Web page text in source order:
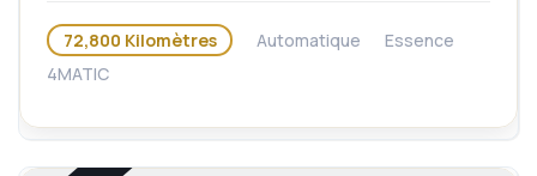
72,800 Kilomètres Automatique
Essence
4MATIC